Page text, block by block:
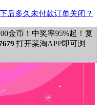
后多久未付款订单关闭？
金币！中奖率95%起！复
打开某淘APP即可浏